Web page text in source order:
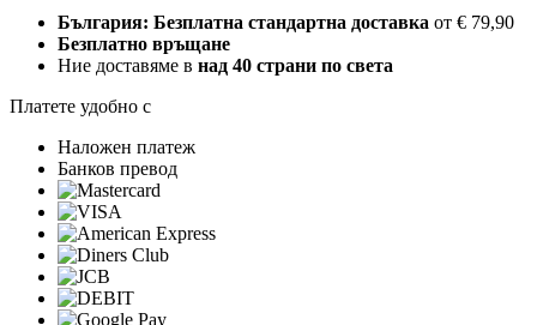
България: Безплатна стандартна доставка от € 79,90
Безплатно връщане
Ние доставяме в над 40 страни по света
Платете удобно с
Наложен платеж
Банков превод